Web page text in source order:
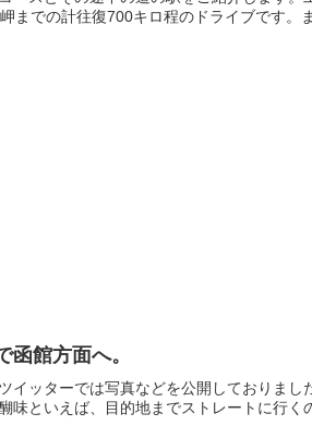
までの計往復700キロ程のドライブです。
館方面へ。
イッターでは写真などを公開しておりまし
といえば、目的地までストレートに行く